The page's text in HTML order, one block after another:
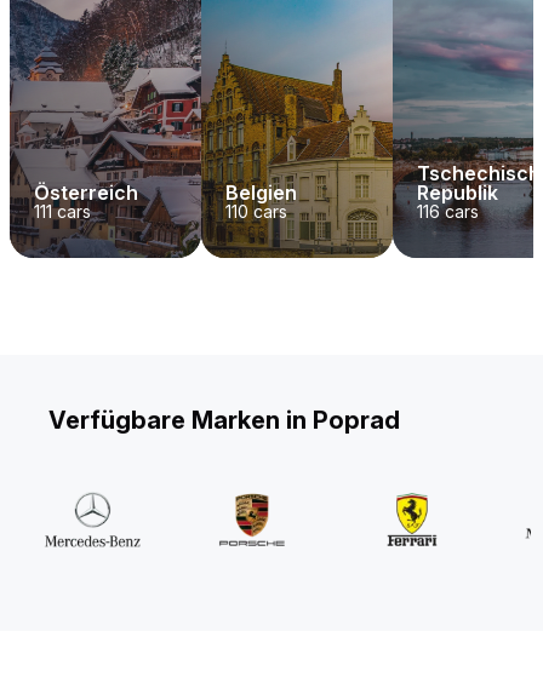
Österreich
111cars
Belgien
110 cars
Republik
116cars
Verfügbare Marken in Poprad